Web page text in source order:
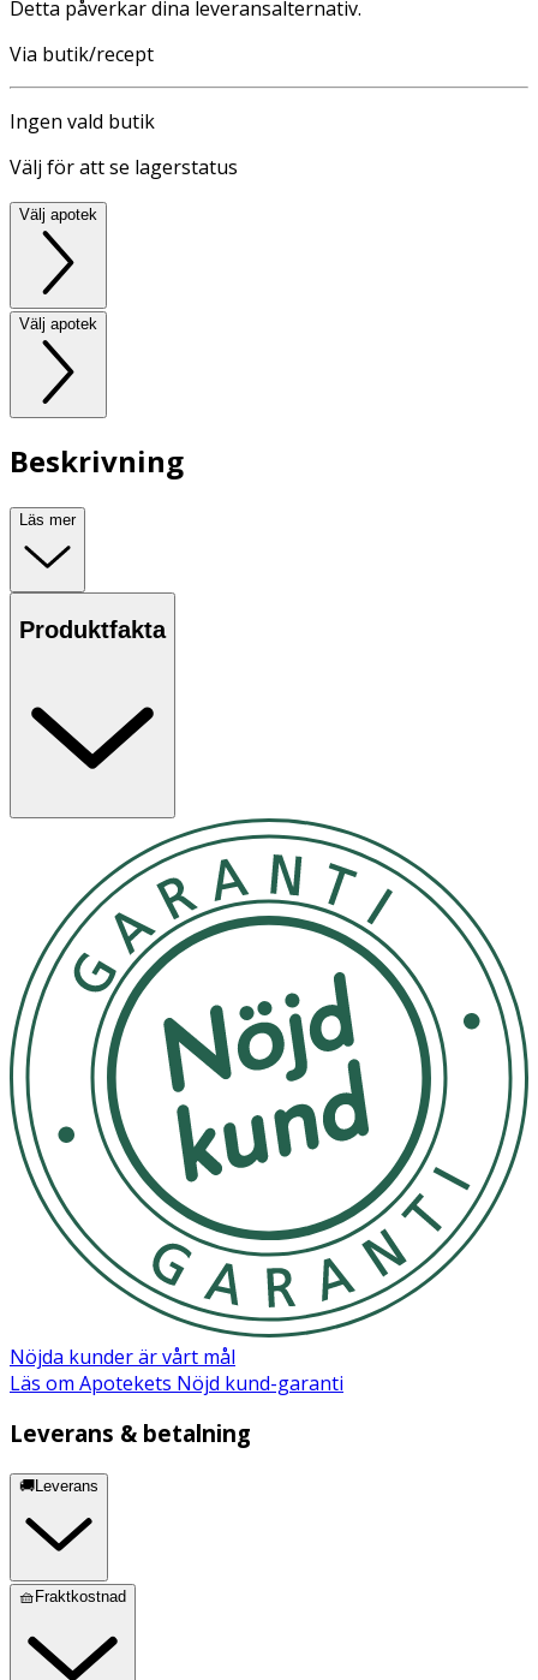
Detta påverkar dina leveransalternativ.
Via butik/recept
Ingen vald butik
Välj för att se lagerstatus
Välj apotek
Välj apotek
Beskrivning
Läs mer
Produktfakta
Nöjda kunder är vårt mål
Läs om Apotekets Nöjd kund-garanti
Leverans & betalning
🚚Leverans
🧺Fraktkostnad